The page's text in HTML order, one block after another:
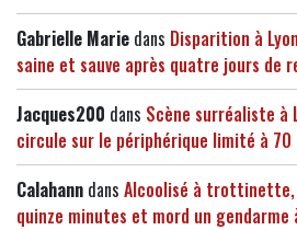
Gabrielle Marie dans Disparition à
saine et sauve après quatre jours de
Jacques200 dans Scène surréaliste
circule sur le périphérique limité à 70
Calahann dans Alcoolisé à trottinette,
quinze minutes et mord un gendarme